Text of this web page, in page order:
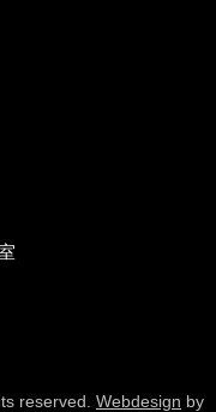
reserved. Webdesign by